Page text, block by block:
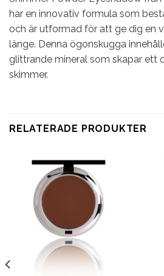
har en innovativ formula som
och är utformad för att ge dig en
länge. Denna ögonskugga
glittrande mineral som skapar ett
skimmer.
RELATERADE PRODUKTER